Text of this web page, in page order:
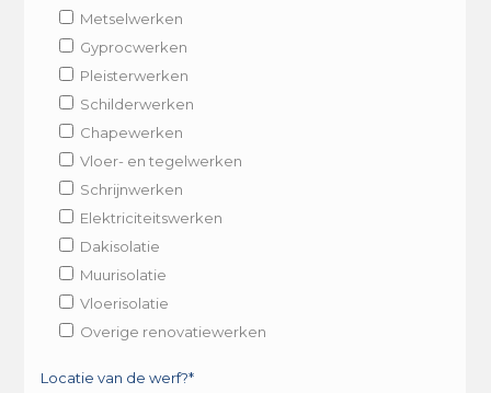
Metselwerken
Gyprocwerken
Pleisterwerken
Schilderwerken
Chapewerken
Vloer- en tegelwerken
Schrijnwerken
Elektriciteitswerken
Dakisolatie
Muurisolatie
Vloerisolatie
Overige renovatiewerken
Locatie van de werf?*